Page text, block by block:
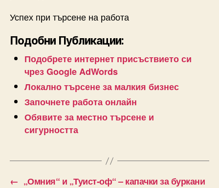
Успех при търсене на работа
Подобни Публикации:
Подобрете интернет присъствието си
чрез Google AdWords
Локално търсене за малкия бизнес
Започнете работа онлайн
Обявите за местно търсене и
сигурността
← „Омния“ и „Туист-оф“ – капачки за буркани